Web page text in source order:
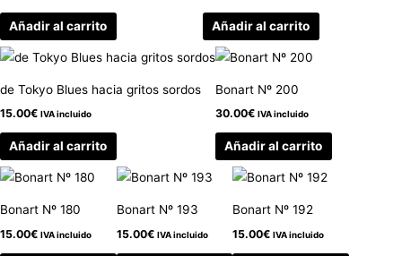
Añadir al carrito Añadir al carrito
de Tokyo Blues hacia gritos sordos
15.00€ IVA incluido
Añadir al carrito
Bonart Nº 200
30.00€ IVA incluido
Añadir al carrito
Bonart Nº 180
15.00€ IVA incluido
Bonart Nº 193
15.00€ IVA incluido
Bonart Nº 192
15.00€ IVA incluido